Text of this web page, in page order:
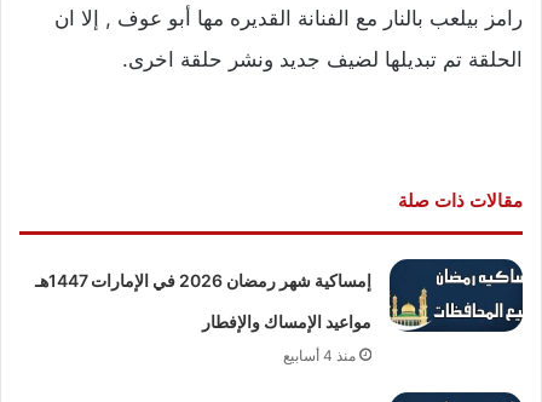
رامز بيلعب بالنار مع الفنانة القديره مها أبو عوف , إلا ان
الحلقة تم تبديلها لضيف جديد ونشر حلقة اخرى.
مقالات ذات صلة
إمساكية شهر رمضان 2026 في الإمارات 1447هـ
مواعيد الإمساك والإفطار
منذ 4 أسابيع